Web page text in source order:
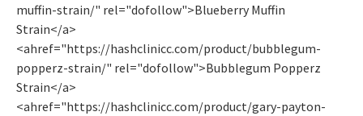
muffin-strain/" rel="dofollow">Blueberry Muffin
Strain</a>
<ahref="https://hashclinicc.com/product/bubblegum-
popperz-strain/" rel="dofollow">Bubblegum Popperz
Strain</a>
<ahref="https://hashclinicc.com/product/gary-payton-